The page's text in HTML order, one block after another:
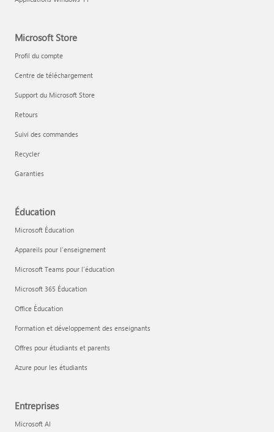
Microsoft Store
Profil du compte
Centre de téléchargement
Support du Microsoft Store
Retours
Suivi des commandes
Recycler
Garanties
Éducation
Microsoft Éducation
Appareils pour l’enseignement
Microsoft Teams pour l’éducation
Microsoft 365 Éducation
Office Éducation
Formation et développement des enseignants
Offres pour étudiants et parents
Azure pour les étudiants
Entreprises
Microsoft AI